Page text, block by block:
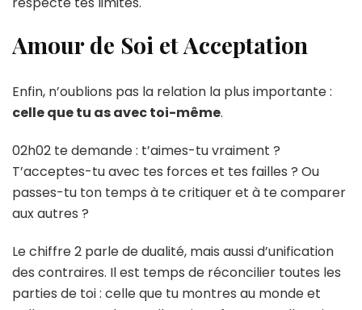
Amour de Soi et Acceptation
Enfin, n’oublions pas la relation la plus importante :
celle que tu as avec toi-même.
02h02 te demande : t’aimes-tu vraiment ?
T’acceptes-tu avec tes forces et tes failles ? Ou
passes-tu ton temps à te critiquer et à te comparer
aux autres ?
Le chiffre 2 parle de dualité, mais aussi d’unification
des contraires. Il est temps de réconcilier toutes les
parties de toi : celle que tu montres au monde et